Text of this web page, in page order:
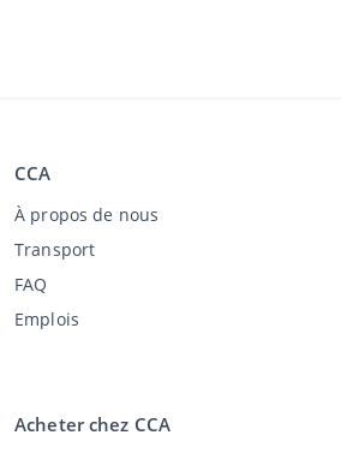
CCA
À propos de nous
Transport
FAQ
Emplois
Acheter chez CCA